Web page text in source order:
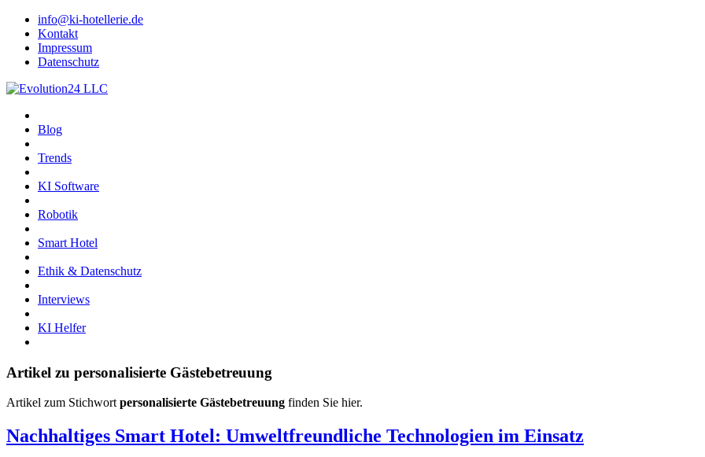
info@ki-hotellerie.de
Kontakt
Impressum
Datenschutz
Blog
Trends
KI Software
Robotik
Smart Hotel
Ethik & Datenschutz
Interviews
KI Helfer
Artikel zu personalisierte Gästebetreuung
Artikel zum Stichwortpersonalisierte Gästebetreuung finden Sie hier.
Nachhaltiges Smart Hotel: Umweltfreundliche Technologien im Einsatz